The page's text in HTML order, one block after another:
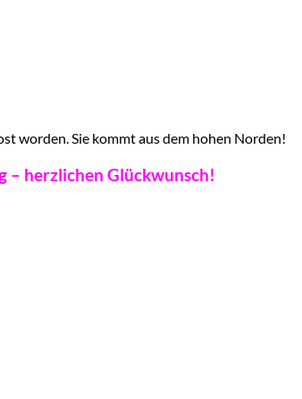
worden. Sie kommt aus dem hohen Norden!
– herzlichen Glückwunsch!